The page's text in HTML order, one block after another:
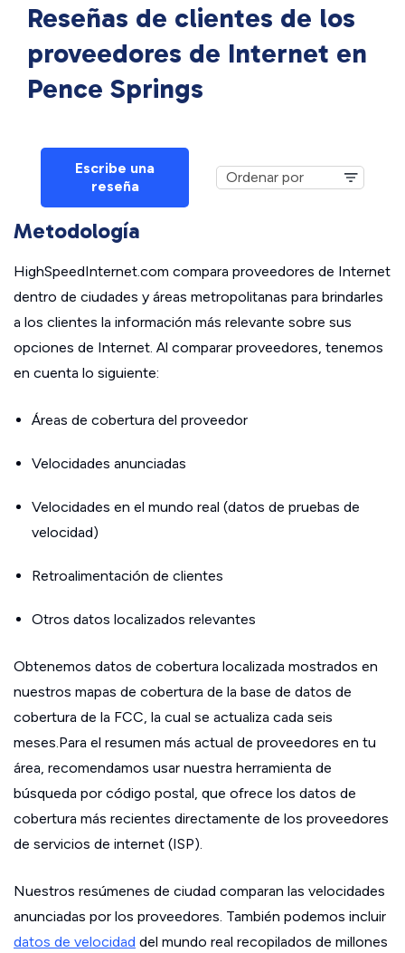
Reseñas de clientes de los
proveedores de Internet en
Pence Springs
Escribe una
reseña
Metodología
HighSpeedInternet.com compara proveedores de Internet
dentro de ciudades y áreas metropolitanas para brindarles
a los clientes la información más relevante sobre sus
opciones de Internet. Al comparar proveedores, tenemos
en cuenta lo siguiente:
Áreas de cobertura del proveedor
Velocidades anunciadas
Velocidades en el mundo real (datos de pruebas de
velocidad)
Retroalimentación de clientes
Otros datos localizados relevantes
Obtenemos datos de cobertura localizada mostrados en
nuestros mapas de cobertura de la base de datos de
cobertura de la FCC, la cual se actualiza cada seis
meses.Para el resumen más actual de proveedores en tu
área, recomendamos usar nuestra herramienta de
búsqueda por código postal, que ofrece los datos de
cobertura más recientes directamente de los proveedores
de servicios de internet (ISP).
Nuestros resúmenes de ciudad comparan las velocidades
anunciadas por los proveedores. También podemos incluir
datos de velocidad del mundo real recopilados de millones